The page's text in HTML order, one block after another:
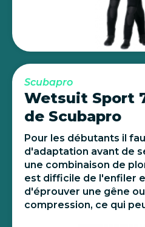
Scubapro
Wetsuit Sport
de Scubapro
Pour les débutants il
d'adaptation avant de
une combinaison de
est difficile de l'enfiler
d'éprouver une gêne
compression, ce qui